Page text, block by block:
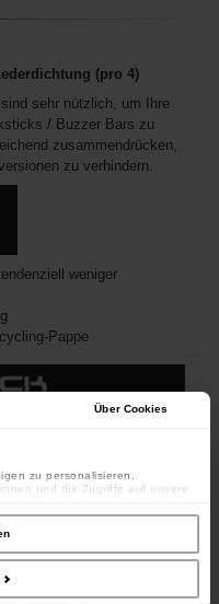
Über Cookies
zu personalisieren,
und die Zugriffe auf unsere
Medien, Werbung und Analysen
möglicherweise mit weiteren
oder die sie im Rahmen
(pro 4)
sehr nützlich, um Ihre
/ Buzzer Bars zu
zusammendrücken,
zu verhindern.
weniger
Pappe